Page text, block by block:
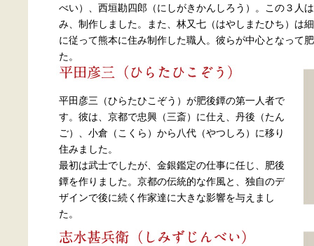
べい）、西垣勘四郎（にしがきかんしろう）。この３人
み、制作しました。また、林又七（はやしまたひち）は
に従って熊本に住み制作した職人。彼らが中心となって
た。
平田彦三（ひらたひこぞう）が肥後鐔の第一人者で
す。彼は、京都で忠興（三斎）に仕え、丹後（たん
ご）、小倉（こくら）から八代（やつしろ）に移り
住みました。
最初は武士でしたが、金銀鑑定の仕事に任じ、肥後
鐔を作りました。京都の伝統的な作風と、独自のデ
ザインで後に続く作家達に大きな影響を与えまし
た。